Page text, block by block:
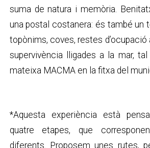
suma de natura i memòria.
una postal costanera: és també un
topònims, coves, restes
supervivència lligades a la mar,
mateixa MACMA en la fitxa del
*Aquesta experiència està
quatre etapes, que
diferents. Proposem unes rutes,